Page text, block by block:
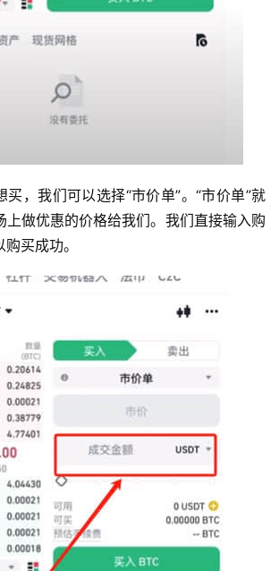
买，我们可以选择“市价单”。“市价单”就
上做优惠的价格给我们。我们直接输入购
买成功。